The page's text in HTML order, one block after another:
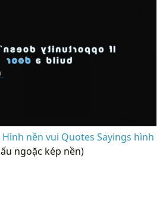
nền vui Quotes Sayings hình
ngoặc kép nền)